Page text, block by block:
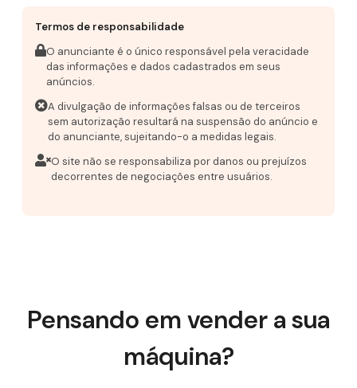
Termos de responsabilidade
O anunciante é o único responsável pela veracidade
das informações e dados cadastrados em seus
anúncios.
A divulgação de informações falsas ou de terceiros
sem autorização resultará na suspensão do anúncio e
do anunciante, sujeitando-o a medidas legais.
O site não se responsabiliza por danos ou prejuízos
decorrentes de negociações entre usuários.
Pensando em vender a sua
máquina?